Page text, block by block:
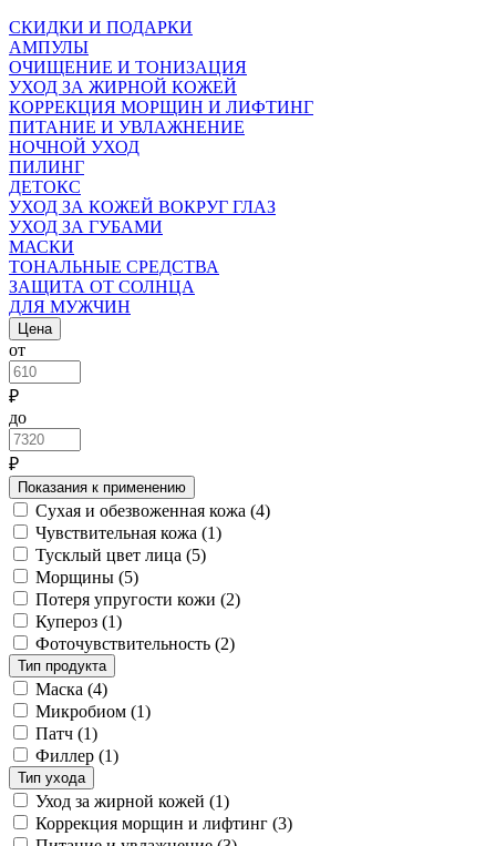
СКИДКИ И ПОДАРКИ
АМПУЛЫ
ОЧИЩЕНИЕ И ТОНИЗАЦИЯ
УХОД ЗА ЖИРНОЙ КОЖЕЙ
КОРРЕКЦИЯ МОРЩИН И ЛИФТИНГ
ПИТАНИЕ И УВЛАЖНЕНИЕ
НОЧНОЙ УХОД
ПИЛИНГ
ДЕТОКС
УХОД ЗА КОЖЕЙ ВОКРУГ ГЛАЗ
УХОД ЗА ГУБАМИ
МАСКИ
ТОНАЛЬНЫЕ СРЕДСТВА
ЗАЩИТА ОТ СОЛНЦА
ДЛЯ МУЖЧИН
Цена
от
₽
до
₽
Показания к применению
Сухая и обезвоженная кожа (4)
Чувствительная кожа (1)
Тусклый цвет лица (5)
Морщины (5)
Потеря упругости кожи (2)
Купероз (1)
Фоточувствительность (2)
Тип продукта
Маска (4)
Микробиом (1)
Патч (1)
Филлер (1)
Тип ухода
Уход за жирной кожей (1)
Коррекция морщин и лифтинг (3)